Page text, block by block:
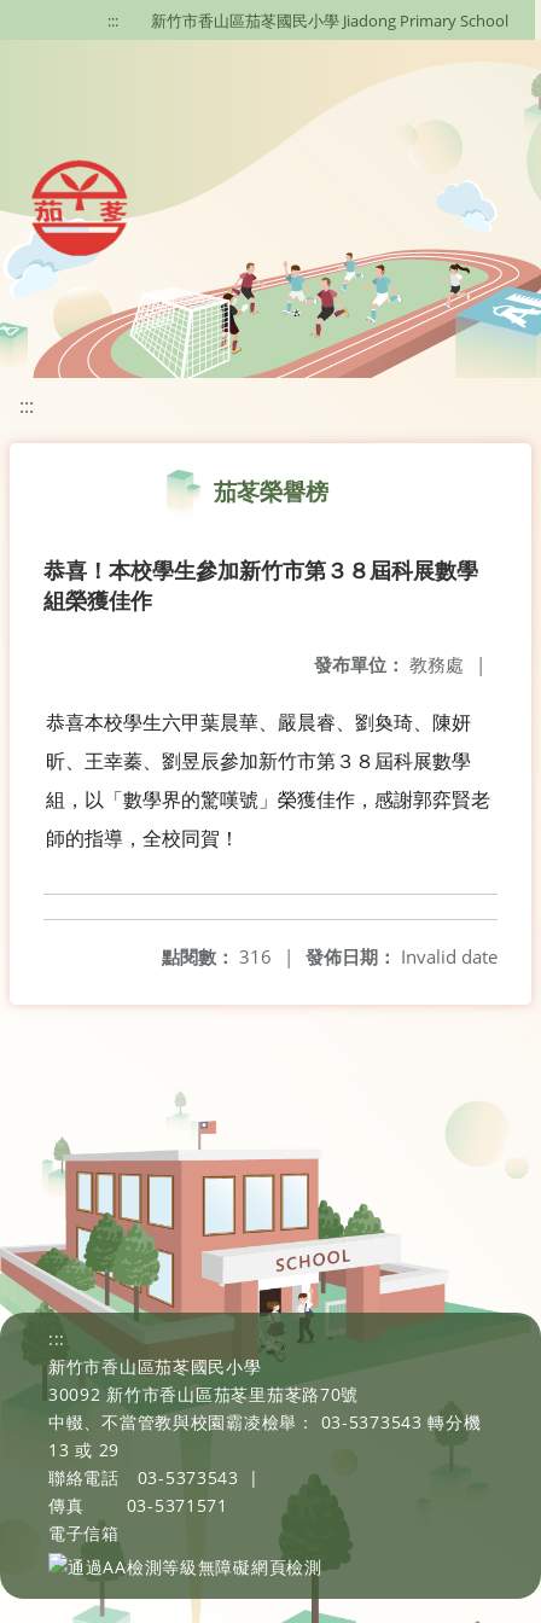
移至網頁之主要內容區位置
::: 新竹市香山區茄苳國民小學 Jiadong Primary School
:::
茄苳榮譽榜
恭喜！本校學生參加新竹市第３８屆科展數學
組榮獲佳作
發布單位： 教務處 |
恭喜本校學生六甲葉晨華、嚴晨睿、劉奐琦、陳妍
昕、王幸蓁、劉昱辰參加新竹市第３８屆科展數學
組，以「數學界的驚嘆號」榮獲佳作，感謝郭弈賢老
師的指導，全校同賀！
發佈日期： Invalid date
點閱數： 316 |
:::
新竹市香山區茄苳國民小學
30092 新竹市香山區茄苳里茄苳路70號
中輟、不當管教與校園霸凌檢舉： 03-5373543 轉分機
13 或 29
聯絡電話
03-5373543
|
傳真
03-5371571
電子信箱